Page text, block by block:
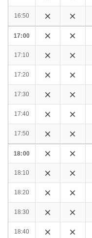
16:50
17:00
17:10
17:20
17:30
17:40
17:50
18:00
18:10
18:20
18:30
18:40